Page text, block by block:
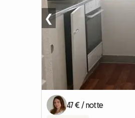
❮
47 € / notte